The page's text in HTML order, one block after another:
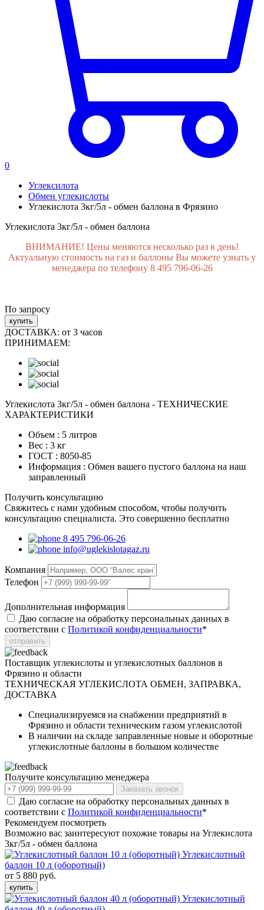
0
Углексилота
Обмен углекислоты
Углекислота 3кг/5л - обмен баллона в Фрязино
Углекислота 3кг/5л - обмен баллона
ВНИМАНИЕ! Цены меняются несколько раз в день!
Актуальную стоимость на газ и баллоны Вы можете узнать у
менеджера по телефону 8 495 796-06-26
По запросу
купить
ДОСТАВКА: от 3 часов
ПРИНИМАЕМ:
Углекислота 3кг/5л - обмен баллона - ТЕХНИЧЕСКИЕ
ХАРАКТЕРИСТИКИ
Объем : 5 литров
Вес : 3 кг
ГОСТ : 8050-85
Информация : Обмен вашего пустого баллона на наш
заправленный
Получить консультацию
Свяжитесь с нами удобным способом, чтобы получить
консультацию специалиста. Это совершенно бесплатно
8 495 796-06-26
info@uglekislotagaz.ru
Компания
Телефон
Дополнительная информация
Даю согласие на обработку персональных данных в
соответствии с Политикой конфиденциальности*
отправить
Поставщик углекислоты и углекислотных баллонов в
Фрязино и области
ТЕХНИЧЕСКАЯ УГЛЕКИСЛОТА ОБМЕН, ЗАПРАВКА,
ДОСТАВКА
Специализируемся на снабжении предприятий в
Фрязино и области техническим газом углекислотой
В наличии на складе заправленные новые и оборотные
углекислотные баллоны в большом количестве
Получите консультацию менеджера
Заказать звонок
Даю согласие на обработку персональных данных в
соответствии с Политикой конфиденциальности*
Рекомендуем посмотреть
Возможно вас заинтересуют похожие товары на Углекислота
3кг/5л - обмен баллона
Углекислотный
баллон 10 л (оборотный)
от 5 880 руб.
купить
Углекислотный